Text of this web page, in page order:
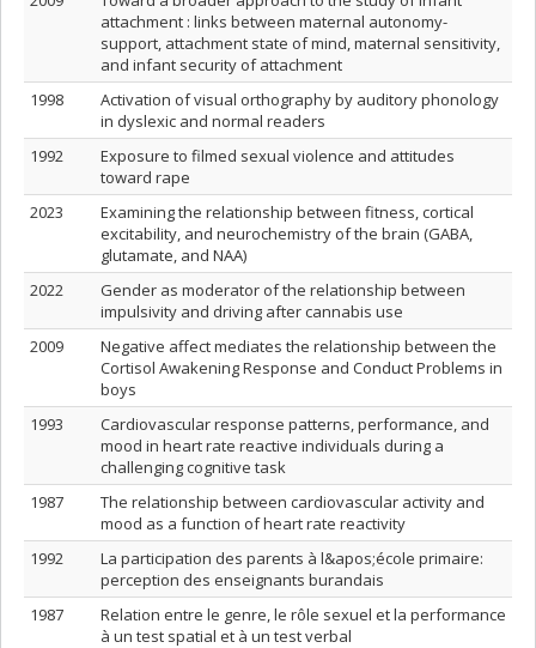
attachment : links between maternal autonomy-
support, attachment state of mind, maternal sensitivity,
and infant security of attachment
1998
Activation of visual orthography by auditory phonology
in dyslexic and normal readers
1992
Exposure to filmed sexual violence and attitudes
toward rape
2023
Examining the relationship between fitness, cortical
excitability, and neurochemistry of the brain (GABA,
glutamate, and NAA)
2022
Gender as moderator of the relationship between
impulsivity and driving after cannabis use
2009
Negative affect mediates the relationship between the
Cortisol Awakening Response and Conduct Problems in
boys
1993
Cardiovascular response patterns, performance, and
mood in heart rate reactive individuals during a
challenging cognitive task
1987
The relationship between cardiovascular activity and
mood as a function of heart rate reactivity
1992
La participation des parents à l&apos;école primaire:
perception des enseignants burandais
1987
Relation entre le genre, le rôle sexuel et la performance
à un test spatial et à un test verbal